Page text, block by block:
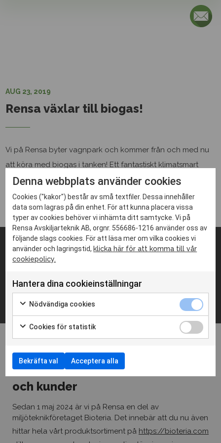
Max filstorlek: 50 MB.
Jag godkänner hantering av personuppgifter
SKICKA
Rensa växlar till biogas!
AUG 23, 2019
Vi på Rensa byter vagnpark och kommer från och med nu
att köra med biogas i tanken! Ett fantastiskt klimatsmart
drivmedel som jämte el, vätgas etc förhoppningsvis kan
göra våra vägar fossilfria inom en snar framtid.
Adress
186 92 Vallentuna
Kontaktinfo
info@rensa.se
Sociala medier
Facebook
Denna webbplats använder cookies
Cookies ("kakor") består av små textfiler. Dessa innehåller
data som lagras på din enhet. För att kunna placera vissa
typer av cookies behöver vi inhämta ditt samtycke. Vi på
Rensa Avskiljarteknik AB, orgnr. 556686-1216 använder oss av
följande slags cookies. För att läsa mer om vilka cookies vi
använder och lagringstid, klicka här för att komma till vår
cookiepolicy.
Hantera dina cookieinställningar
Nödvändiga cookies
Cookies för statistik
Bekräfta val Acceptera alla
Information till våra leverantörer
och kunder
Sedan 1 maj 2024 är vi på Rensa en del av
miljöteknikföretaget Bioteria. Det innebär att du nu även
hittar hela vårt produktsortiment på https://bioteria.com